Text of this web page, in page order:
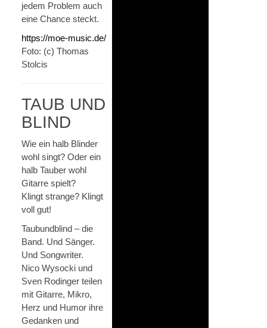
jedem Problem auch
eine Chance steckt.
https://moe-music.de/
Foto: (c) Thomas
Stolcis
TAUB UND
BLIND
Wie ein halb Blinder
wohl singt? Oder ein
halb Tauber wohl
Gitarre spielt?
Klingt strange? Klingt
voll gut!
Taubundblind – die
Band. Und Sänger.
Und Songwriter.
Nico Wysocki und
Sven Rodinger teilen
mit Gitarre, Mikro,
Herz und Humor ihre
Gedanken und